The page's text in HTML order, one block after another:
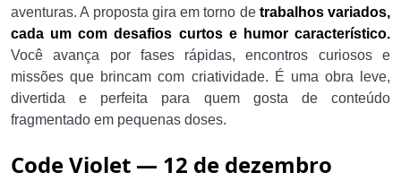
aventuras. A proposta gira em torno detrabalhos variados,
cada um com desafios curtos e humor característico.
Você avança por fases rápidas, encontros curiosos e
missões que brincam com criatividade. É uma obra leve,
divertida e perfeita para quem gosta de conteúdo
fragmentado em pequenas doses.
Code Violet — 12 de dezembro